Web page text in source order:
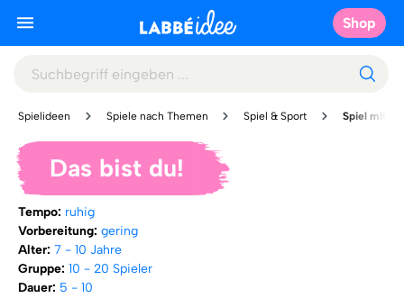
Shop
Spielideen Spiele nach Themen Spiel & Sport Spiel mit
Das bist du!
Tempo: ruhig
Vorbereitung: gering
Alter: 7 - 10 Jahre
Gruppe: 10 - 20 Spieler
Dauer: 5 - 10